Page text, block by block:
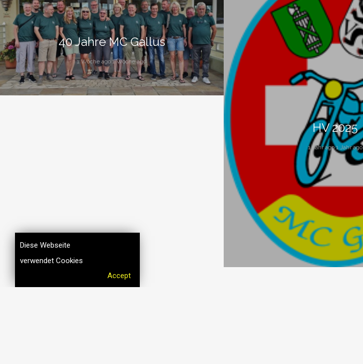
40 Jahre MC Gallus
1 Woche ago 1 Woche ago
HV 2025
1 Jahr ago 1 Jahr ago
Diese Webseite
verwendet Cookies
Accept